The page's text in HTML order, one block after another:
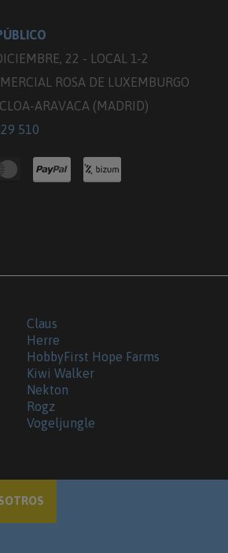
22 - LOCAL 1-2
ROSA DE LUXEMBURGO
ARAVACA (MADRID)
510
Claus
Herre
HobbyFirst Hope Farms
Kiwi Walker
Nekton
Rogz
Vogeljungle